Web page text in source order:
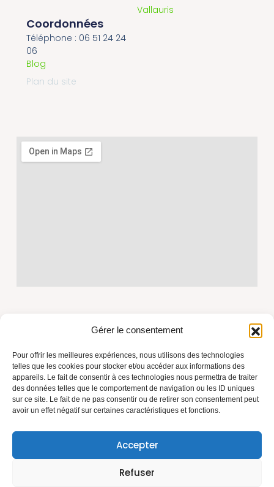
Gérer le consentement
Pour offrir les meilleures expériences, nous utilisons des technologies
telles que les cookies pour stocker et/ou accéder aux informations des
appareils. Le fait de consentir à ces technologies nous permettra de traiter
des données telles que le comportement de navigation ou les ID uniques
sur ce site. Le fait de ne pas consentir ou de retirer son consentement peut
avoir un effet négatif sur certaines caractéristiques et fonctions.
Accepter
Refuser
Azur Toiture Rénovation, fondée par Marius, artisan
couvreur depuis plus de 15 ans. Travaux de toiture,
isolation et rénovation sur la Côte d'Azur. Savoir-faire,
Vallauris
Coordonnées
Téléphone : 06 51 24 24
06
Blog
Plan du site